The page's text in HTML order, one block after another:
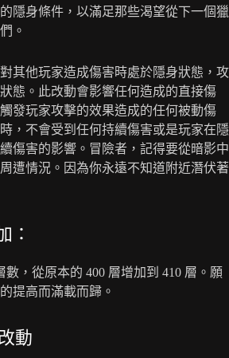
隱身條件，以滿足那些渴望從下一個獵
。
其他玩家造成傷害時處於隱身狀態，攻
態。此改動會影響任何造成的直接傷
發玩家攻擊的效果造成的任何被動傷
，不會受到任何持續傷害或是玩家在隱
傷害的影響。冒險者，記得要從暗影中
遭情況。因為你永遠不知道附近潛伏著
：
數，從原本的 400 層增加到 410 層。願
提高而滿載而歸。
動